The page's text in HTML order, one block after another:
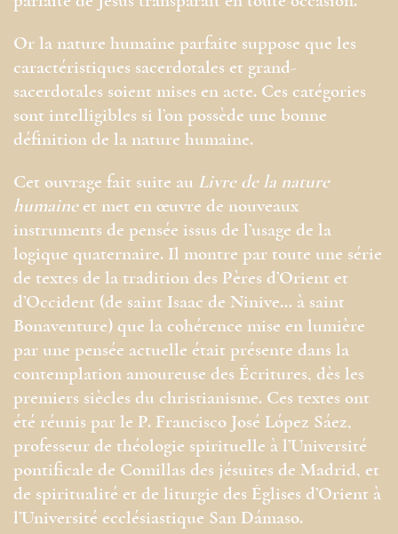
Or la nature humaine parfaite suppose que les
caractéristiques sacerdotales et grand-
sacerdotales soient mises en acte. Ces catégories
sont intelligibles si l’on possède une bonne
définition de la nature humaine.
Cet ouvrage fait suite au Livre de la nature
humaineet met en œuvre de nouveaux
instruments de pensée issus de l’usage de la
logique quaternaire. Il montre par toute une série
de textes de la tradition des Pères d’Orient et
d’Occident (de saint Isaac de Ninive… à saint
Bonaventure) que la cohérence mise en lumière
par une pensée actuelle était présente dans la
contemplation amoureuse des Écritures, dès les
premiers siècles du christianisme. Ces textes ont
été réunis par le P. Francisco José López Sáez,
professeur de théologie spirituelle à l’Université
pontificale de Comillas des jésuites de Madrid, et
de spiritualité et de liturgie des Églises d’Orient à
l’Université ecclésiastique San Dámaso.